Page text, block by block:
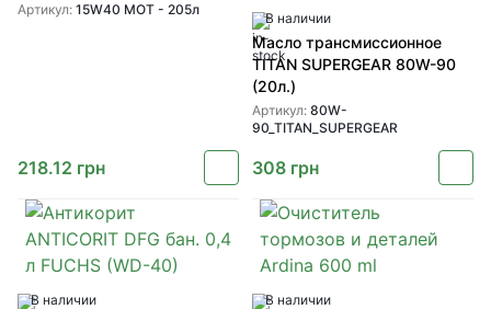
Артикул: 15W40 MOT - 205л
218.12 грн
В наличии
Масло трансмиссионное
TITAN SUPERGEAR 80W-90
(20л.)
Артикул: 80W-
90_TITAN_SUPERGEAR
308 грн
В наличии В наличии